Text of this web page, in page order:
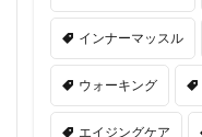
インナーマッスル
ウォーキング
エイジングケア